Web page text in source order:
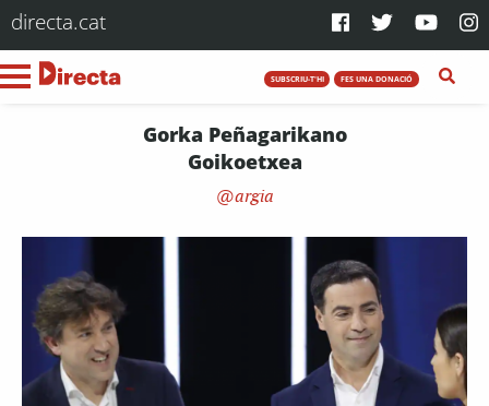
directa.cat
SUBSCRIU-T'HI FES UNA DONACIÓ
Gorka Peñagarikano
Goikoetxea
argia